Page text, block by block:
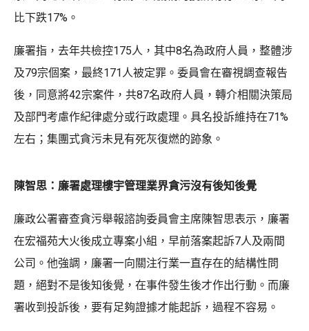
比下跌17%。
廉署指，去年共檢控175人，其中8名為政府人員，整體涉
及79宗個案，最終171人被定罪。委員會在審視調查報告
後，同意將42宗案件，共87名政府人員，轉介相關決策局
及部門考慮作紀律處分或行政處理。具名投訴維持在71%
左右；集團式貪污未見有死灰復燃的跡象。
陳智思：廉署處理樓宇管理業界貪污沒有後知後覺
廉政公署審查貪污舉報諮詢委員會主席陳智思表示，廉署
在宏福苑大火後成立專案小組，早前落案起訴7人及兩間
公司。他強調，廉署一向關注行業一直存在的結構性問
題，絕對不是後知後覺，在事件發生後才作出行動。而廉
署收到投訴後，要有足夠證據才能起訴，過程不容易。